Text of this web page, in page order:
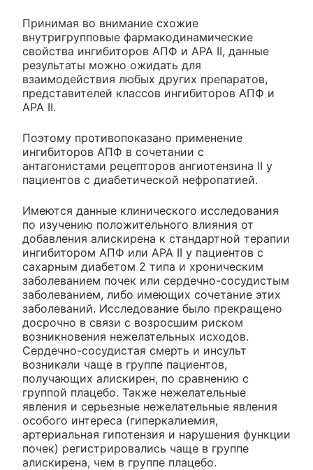
Принимая во внимание схожие
внутригрупповые фармакодинамические
свойства ингибиторов АПФ и АРА II, данные
результаты можно ожидать для
взаимодействия любых других препаратов,
представителей классов ингибиторов АПФ и
АРА II.
Поэтому противопоказано применение
ингибиторов АПФ в сочетании с
антагонистами рецепторов ангиотензина II у
пациентов с диабетической нефропатией.
Имеются данные клинического исследования
по изучению положительного влияния от
добавления алискирена к стандартной терапии
ингибитором АПФ или АРА II у пациентов с
сахарным диабетом 2 типа и хроническим
заболеванием почек или сердечно-сосудистым
заболеванием, либо имеющих сочетание этих
заболеваний. Исследование было прекращено
досрочно в связи с возросшим риском
возникновения нежелательных исходов.
Сердечно-сосудистая смерть и инсульт
возникали чаще в группе пациентов,
получающих алискирен, по сравнению с
группой плацебо. Также нежелательные
явления и серьезные нежелательные явления
особого интереса (гиперкалиемия,
артериальная гипотензия и нарушения функции
почек) регистрировались чаще в группе
алискирена, чем в группе плацебо.